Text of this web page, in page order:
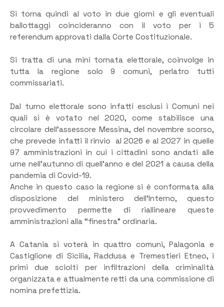
Si torna quindi al voto in due giorni e gli eventuali
ballottaggi coincideranno con il voto per i 5
referendum approvati dalla Corte Costituzionale.
Si tratta di una mini tornata elettorale, coinvolge in
tutta la regione solo 9 comuni, perlatro tutti
commissariati.
Dal turno elettorale sono infatti esclusi i Comuni nei
quali si è votato nel 2020, come stabilisce una
circolare dell’assessore Messina, del novembre scorso,
che prevede infatti il rinvio al 2026 e al 2027 in quelle
97 amministrazioni in cui i cittadini sono andati alle
urne nell’autunno di quell’anno e del 2021 a causa della
pandemia di Covid-19.
Anche in questo caso la regione si è conformata alla
disposizione del ministero dell’Interno, questo
provvedimento permette di riallineare queste
amministrazioni alla “finestra” ordinaria.
A Catania si voterà in quattro comuni, Palagonia e
Castiglione di Sicilia, Raddusa e Tremestieri Etneo, i
primi due sciolti per infiltrazioni della criminalità
organizzata e attualmente retti da una commissione di
nomina prefettizia.